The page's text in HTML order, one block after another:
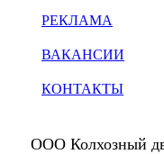
РЕКЛАМА
ВАКАНСИИ
КОНТАКТЫ
ООО Колхозный